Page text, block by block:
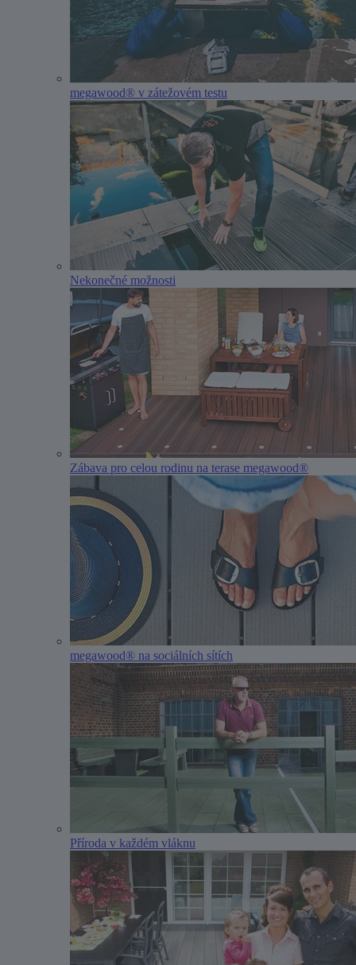
megawood® v zátežovém testu
Nekonečné možnosti
Zábava pro celou rodinu na terase megawood®
megawood® na sociálních sítích
Příroda v každém vláknu